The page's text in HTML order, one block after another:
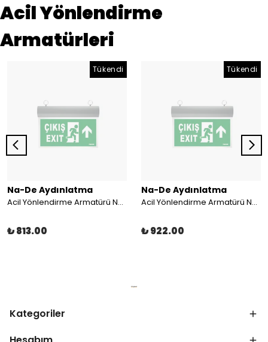
Acil Yönlendirme
Armatürleri
Tükendi
Na-De Aydınlatma
Acil Yönlendirme Armatürü Na-De LED 18130 265MM-N
₺ 813.00
Tükendi
Na-De Aydınlatma
Acil Yönlendirme Armatürü Na-De LED Çift Yüz 18110 305MM-N
₺ 922.00
Kategoriler